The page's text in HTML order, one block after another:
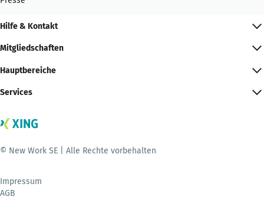
Hilfe & Kontakt
Mitgliedschaften
Hauptbereiche
Services
© New Work SE | Alle Rechte vorbehalten
Impressum
AGB